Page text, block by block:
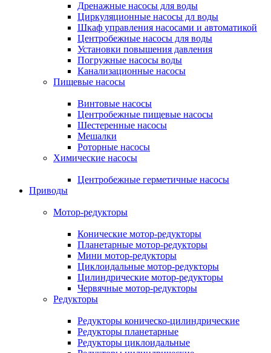
Дренажные насосы для воды
Циркуляционные насосы дл воды
Шкаф управления насосами и автоматикой
Центробежные насосы для воды
Установки повышения давления
Погружные насосы воды
Канализационные насосы
Пищевые насосы
Винтовые насосы
Центробежные пищевые насосы
Шестеренные насосы
Мешалки
Роторные насосы
Химические насосы
Центробежные герметичные насосы
Приводы
Мотор-редукторы
Конические мотор-редукторы
Планетарные мотор-редукторы
Мини мотор-редукторы
Циклоидальные мотор-редукторы
Цилиндрические мотор-редукторы
Червячные мотор-редукторы
Редукторы
Редукторы коническо-цилиндрические
Редукторы планетарные
Редукторы циклоидальные